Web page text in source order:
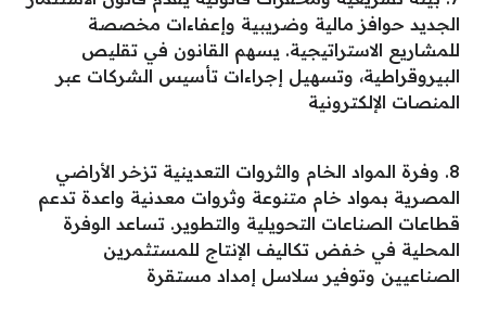
الجديد حوافز مالية وضريبية وإعفاءات مخصصة
للمشاريع الاستراتيجية. يسهم القانون في تقليص
البيروقراطية، وتسهيل إجراءات تأسيس الشركات عبر
المنصات الإلكترونية
8. وفرة المواد الخام والثروات التعدينية تزخر الأراضي
المصرية بمواد خام متنوعة وثروات معدنية واعدة تدعم
قطاعات الصناعات التحويلية والتطوير. تساعد الوفرة
المحلية في خفض تكاليف الإنتاج للمستثمرين
الصناعيين وتوفير سلاسل إمداد مستقرة